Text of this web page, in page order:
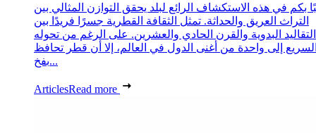
بكم في هذه الاستكشاف الرائع لبلد يحقق التوازن المثالي بين
التراث العريق والحداثة. تمثل الثقافة القطرية جسرًا فريدًا بين
التقاليد البدوية والقرن الحادي والعشرين. على الرغم من تحوله
إلى واحدة من أغنى الدول في العالم، إلا أن قطر تحافظ
بفخ...
ArticlesRead more